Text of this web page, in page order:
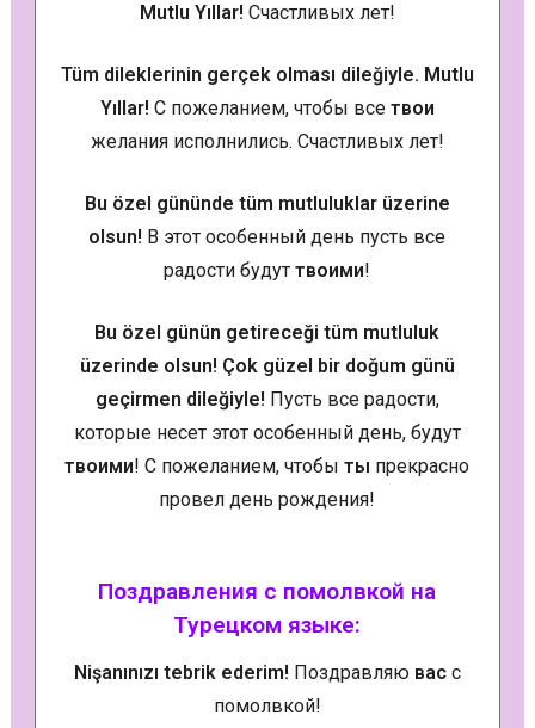
Mutlu Yıllar! Счастливых лет!
Tüm dileklerinin gerçek olması dileğiyle. Mutlu
Yıllar! С пожеланием, чтобы все твои
желания исполнились. Счастливых лет!
Bu özel gününde tüm mutluluklar üzerine
olsun! В этот особенный день пусть все
радости будуттвоими!
Bu özel günün getireceği tüm mutluluk
üzerinde olsun! Çok güzel bir doğum günü
geçirmen dileğiyle! Пусть все радости,
которые несет этот особенный день, будут
твоими! С пожеланием, чтобыты прекрасно
провел день рождения!
Поздравления с помолвкой на
Турецком языке:
Nişanınızı tebrik ederim! Поздравляю вас с
помолвкой!